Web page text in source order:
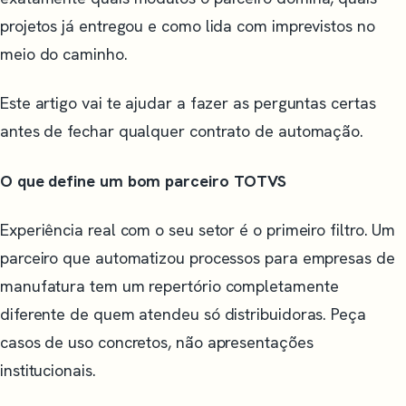
projetos já entregou e como lida com imprevistos no
meio do caminho.
Este artigo vai te ajudar a fazer as perguntas certas
antes de fechar qualquer contrato de automação.
O que define um bom parceiro TOTVS
Experiência real com o seu setor é o primeiro filtro. Um
parceiro que automatizou processos para empresas de
manufatura tem um repertório completamente
diferente de quem atendeu só distribuidoras. Peça
casos de uso concretos, não apresentações
institucionais.